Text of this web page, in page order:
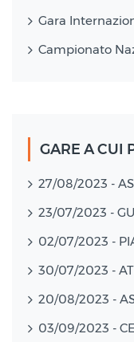
Gara
Campionato
GARE A CUI
27/08/2023 -
23/07/2023 -
02/07/2023 -
30/07/2023 -
20/08/2023 -
03/09/2023 -